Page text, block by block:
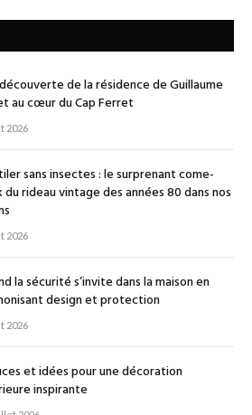
de la résidence de Guillaume
au cœur du Cap Ferret
2026
sans insectes : le surprenant come-
du rideau vintage des années 80 dans nos
2026
la sécurité s’invite dans la maison en
design et protection
2026
et idées pour une décoration
inspirante